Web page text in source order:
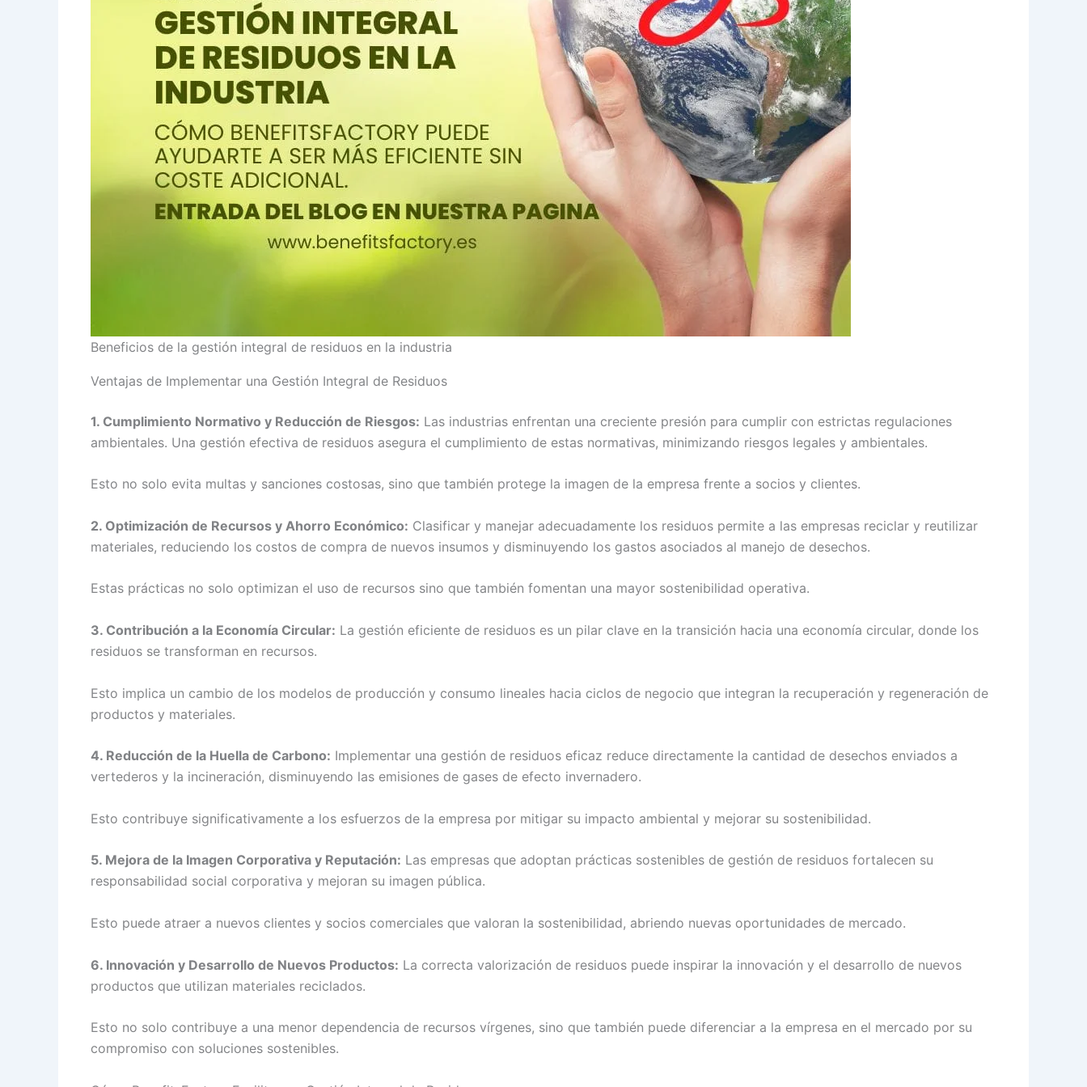
Beneficios de la gestión integral de residuos en la industria
Ventajas de Implementar una Gestión Integral de Residuos
1. Cumplimiento Normativo y Reducción de Riesgos: Las industrias enfrentan una creciente presión para cumplir con estrictas regulaciones
ambientales. Una gestión efectiva de residuos asegura el cumplimiento de estas normativas, minimizando riesgos legales y ambientales.
Esto no solo evita multas y sanciones costosas, sino que también protege la imagen de la empresa frente a socios y clientes.
2. Optimización de Recursos y Ahorro Económico: Clasificar y manejar adecuadamente los residuos permite a las empresas reciclar y reutilizar
materiales, reduciendo los costos de compra de nuevos insumos y disminuyendo los gastos asociados al manejo de desechos.
Estas prácticas no solo optimizan el uso de recursos sino que también fomentan una mayor sostenibilidad operativa.
3. Contribución a la Economía Circular: La gestión eficiente de residuos es un pilar clave en la transición hacia una economía circular, donde los
residuos se transforman en recursos.
Esto implica un cambio de los modelos de producción y consumo lineales hacia ciclos de negocio que integran la recuperación y regeneración de
productos y materiales.
4. Reducción de la Huella de Carbono: Implementar una gestión de residuos eficaz reduce directamente la cantidad de desechos enviados a
vertederos y la incineración, disminuyendo las emisiones de gases de efecto invernadero.
Esto contribuye significativamente a los esfuerzos de la empresa por mitigar su impacto ambiental y mejorar su sostenibilidad.
5. Mejora de la Imagen Corporativa y Reputación: Las empresas que adoptan prácticas sostenibles de gestión de residuos fortalecen su
responsabilidad social corporativa y mejoran su imagen pública.
Esto puede atraer a nuevos clientes y socios comerciales que valoran la sostenibilidad, abriendo nuevas oportunidades de mercado.
6. Innovación y Desarrollo de Nuevos Productos: La correcta valorización de residuos puede inspirar la innovación y el desarrollo de nuevos
productos que utilizan materiales reciclados.
Esto no solo contribuye a una menor dependencia de recursos vírgenes, sino que también puede diferenciar a la empresa en el mercado por su
compromiso con soluciones sostenibles.